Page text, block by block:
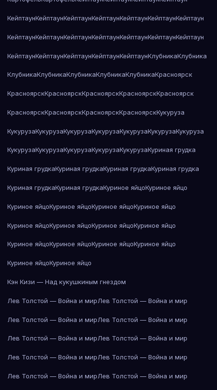
КейптаунКейптаунКейптаунКейптаунКейптаунКейптаунКейптаун
КейптаунКейптаунКейптаунКейптаунКейптаунКейптаунКейптаун
КейптаунКейптаунКейптаунКейптаунКейптаунКлубникаКлубника
КлубникаКлубникаКлубникаКлубникаКлубникаКрасноярск
КрасноярскКрасноярскКрасноярскКрасноярскКрасноярск
КрасноярскКрасноярскКрасноярскКрасноярскКукуруза
КукурузаКукурузаКукурузаКукурузаКукурузаКукурузаКукуруза
КукурузаКукурузаКукурузаКукурузаКукурузаКуриная грудка
Куриная грудкаКуриная грудкаКуриная грудкаКуриная грудка
Куриная грудкаКуриная грудкаКуриное яйцоКуриное яйцо
Куриное яйцоКуриное яйцоКуриное яйцоКуриное яйцо
Куриное яйцоКуриное яйцоКуриное яйцоКуриное яйцо
Куриное яйцоКуриное яйцоКуриное яйцоКуриное яйцо
Куриное яйцоКуриное яйцо
Кэн Кизи — Над кукушкиным гнездом
Лев Толстой — Война и мирЛев Толстой — Война и мир
Лев Толстой — Война и мирЛев Толстой — Война и мир
Лев Толстой — Война и мирЛев Толстой — Война и мир
Лев Толстой — Война и мирЛев Толстой — Война и мир
Лев Толстой — Война и мирЛев Толстой — Война и мир